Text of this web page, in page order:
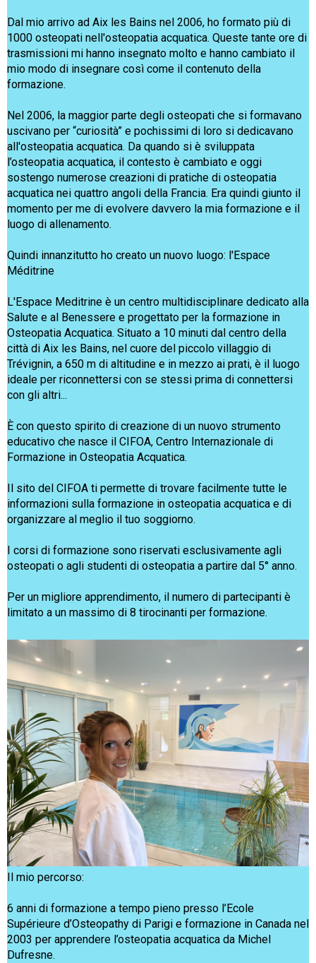
Dal mio arrivo ad Aix les Bains nel 2006, ho formato più di
1000 osteopati nell'osteopatia acquatica. Queste tante ore di
trasmissioni mi hanno insegnato molto e hanno cambiato il
mio modo di insegnare così come il contenuto della
formazione.
Nel 2006, la maggior parte degli osteopati che si formavano
uscivano per “curiosità” e pochissimi di loro si dedicavano
all'osteopatia acquatica. Da quando si è sviluppata
l’osteopatia acquatica, il contesto è cambiato e oggi
sostengo numerose creazioni di pratiche di osteopatia
acquatica nei quattro angoli della Francia. Era quindi giunto il
momento per me di evolvere davvero la mia formazione e il
luogo di allenamento.
Quindi innanzitutto ho creato un nuovo luogo: l'Espace
Méditrine
L'Espace Meditrine è un centro multidisciplinare dedicato alla
Salute e al Benessere e progettato per la formazione in
Osteopatia Acquatica. Situato a 10 minuti dal centro della
città di Aix les Bains, nel cuore del piccolo villaggio di
Trévignin, a 650 m di altitudine e in mezzo ai prati, è il luogo
ideale per riconnettersi con se stessi prima di connettersi
con gli altri...
È con questo spirito di creazione di un nuovo strumento
educativo che nasce il CIFOA, Centro Internazionale di
Formazione in Osteopatia Acquatica.
Il sito del CIFOA ti permette di trovare facilmente tutte le
informazioni sulla formazione in osteopatia acquatica e di
organizzare al meglio il tuo soggiorno.
I corsi di formazione sono riservati esclusivamente agli
osteopati o agli studenti di osteopatia a partire dal 5° anno.
Per un migliore apprendimento, il numero di partecipanti è
limitato a un massimo di 8 tirocinanti per formazione.
Il mio percorso:
6 anni di formazione a tempo pieno presso l’Ecole
Supérieure d’Osteopathy di Parigi e formazione in Canada nel
2003 per apprendere l’osteopatia acquatica da Michel
Dufresne.